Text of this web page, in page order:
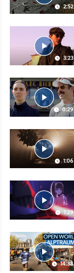
2:52
3:23
0:29
1:06
1:29
14:38